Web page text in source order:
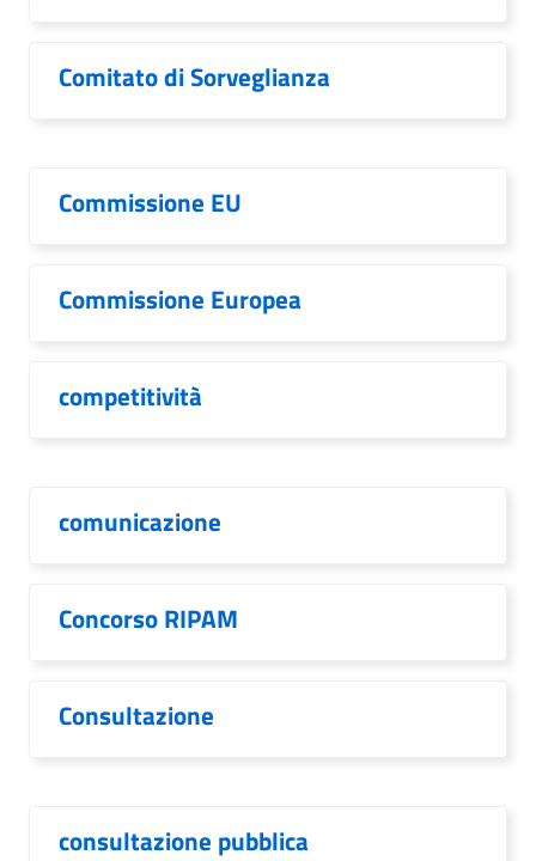
Comitato di Sorveglianza
Commissione EU
Commissione Europea
competitività
comunicazione
Concorso RIPAM
Consultazione
consultazione pubblica